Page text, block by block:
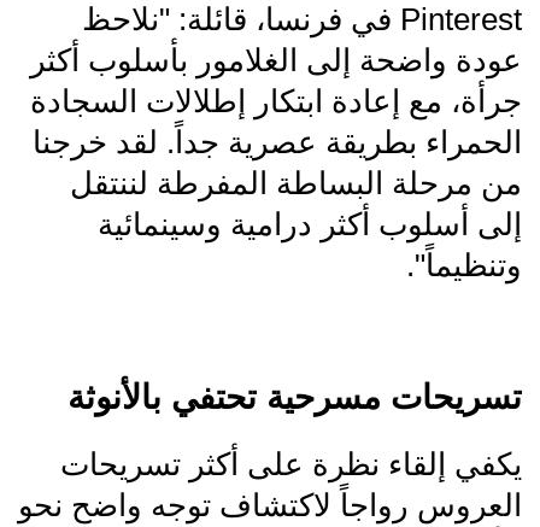
Pinterest في فرنسا، قائلة: "نلاحظ
عودة واضحة إلى الغلامور بأسلوب أكثر
جرأة، مع إعادة ابتكار إطلالات السجادة
الحمراء بطريقة عصرية جداً. لقد خرجنا
من مرحلة البساطة المفرطة لننتقل
إلى أسلوب أكثر درامية وسينمائية
وتنظيماً".
تسريحات مسرحية تحتفي بالأنوثة
يكفي إلقاء نظرة على أكثر تسريحات
العروس رواجاً لاكتشاف توجه واضح نحو